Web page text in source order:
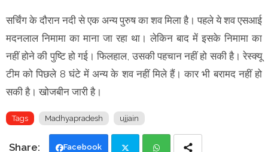
सर्चिंग के दौरान नदी से एक अन्य पुरुष का शव मिला है। पहले ये शव एसआई
मदनलाल निमामा का माना जा रहा था। लेकिन बाद में इसके निमामा का
नहीं होने की पुष्टि हो गई। फिलहाल, उसकी पहचान नहीं हो सकी है। रेस्क्यू
टीम को पिछले 8 घंटे में अन्य के शव नहीं मिले हैं। कार भी बरामद नहीं हो
सकी है। खोजबीन जारी है।
Tags Madhyapradesh ujjain
Facebook